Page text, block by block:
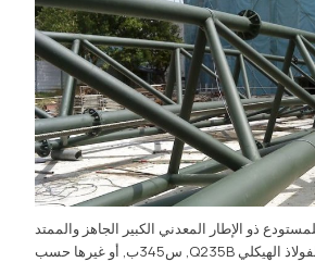
ذو الإطار المعدني الكبير الجاهز والممتد
,المواد الفولاذية الفولاذ الهيكلي Q235B, س345ب, أو غيرها حسب